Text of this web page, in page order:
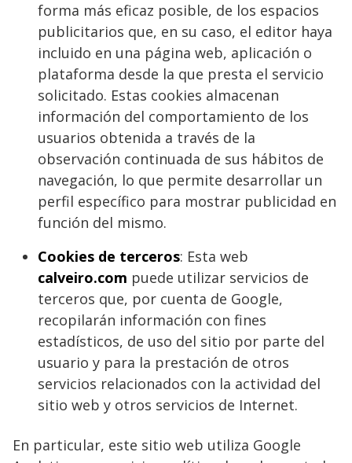
forma más eficaz posible, de los espacios
publicitarios que, en su caso, el editor haya
incluido en una página web, aplicación o
plataforma desde la que presta el servicio
solicitado. Estas cookies almacenan
información del comportamiento de los
usuarios obtenida a través de la
observación continuada de sus hábitos de
navegación, lo que permite desarrollar un
perfil específico para mostrar publicidad en
función del mismo.
Cookies de terceros: Esta web
calveiro.com puede utilizar servicios de
terceros que, por cuenta de Google,
recopilarán información con fines
estadísticos, de uso del sitio por parte del
usuario y para la prestación de otros
servicios relacionados con la actividad del
sitio web y otros servicios de Internet.
En particular, este sitio web utiliza Google